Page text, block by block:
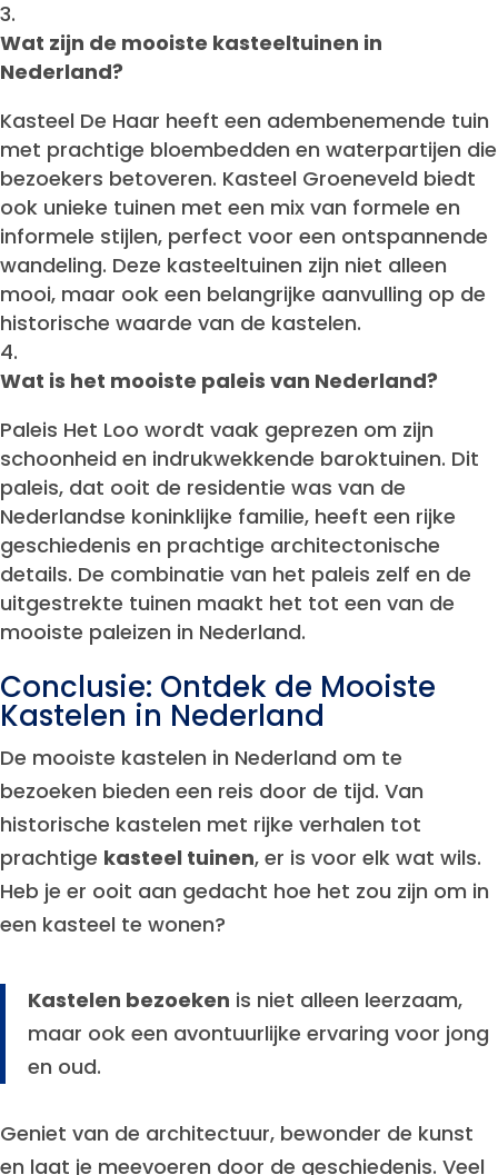
Wat zijn de mooiste kasteeltuinen in
Nederland?
Kasteel De Haar heeft een adembenemende tuin
met prachtige bloembedden en waterpartijen die
bezoekers betoveren. Kasteel Groeneveld biedt
ook unieke tuinen met een mix van formele en
informele stijlen, perfect voor een ontspannende
wandeling. Deze kasteeltuinen zijn niet alleen
mooi, maar ook een belangrijke aanvulling op de
historische waarde van de kastelen.
Wat is het mooiste paleis van Nederland?
Paleis Het Loo wordt vaak geprezen om zijn
schoonheid en indrukwekkende baroktuinen. Dit
paleis, dat ooit de residentie was van de
Nederlandse koninklijke familie, heeft een rijke
geschiedenis en prachtige architectonische
details. De combinatie van het paleis zelf en de
uitgestrekte tuinen maakt het tot een van de
mooiste paleizen in Nederland.
Conclusie: Ontdek de Mooiste
Kastelen in Nederland
De mooiste kastelen in Nederland om te
bezoeken bieden een reis door de tijd. Van
historische kastelen met rijke verhalen tot
prachtige kasteel tuinen, er is voor elk wat wils.
Heb je er ooit aan gedacht hoe het zou zijn om in
een kasteel te wonen?
Kastelen bezoeken is niet alleen leerzaam,
maar ook een avontuurlijke ervaring voor jong
en oud.
Geniet van de architectuur, bewonder de kunst
en laat je meevoeren door de geschiedenis. Veel